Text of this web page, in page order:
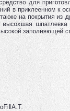
для
в приклеенном к
на покрытия из
заполняющей